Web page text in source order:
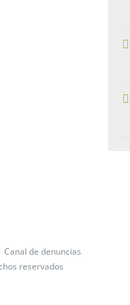
Canal de denuncias
reservados